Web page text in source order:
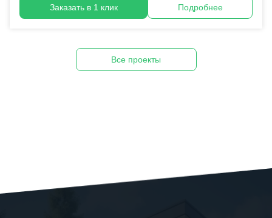
Заказать в 1 клик Подробнее
Все проекты